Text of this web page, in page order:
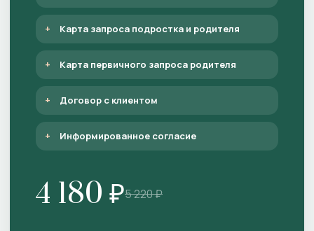
Карта запроса подростка и родителя
Карта первичного запроса родителя
Договор с клиентом
Информированное согласие
4 180 ₽5 220 ₽